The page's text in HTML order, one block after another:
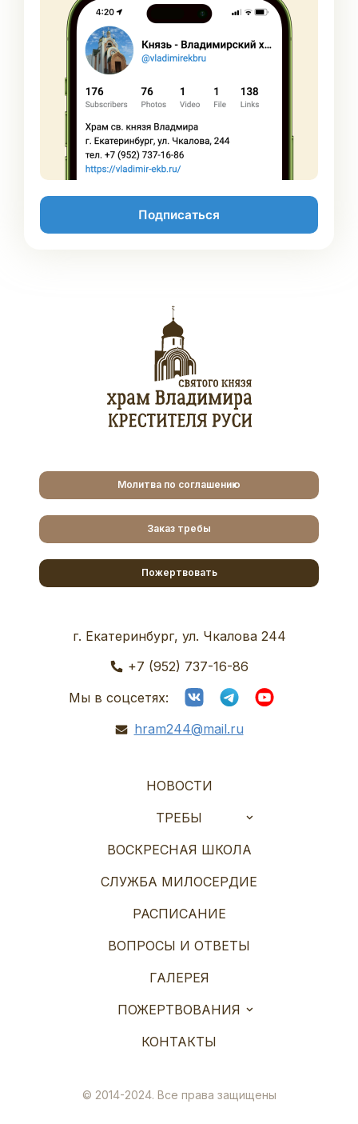
Подписаться
Молитва по соглашению
Заказ требы
Пожертвовать
г. Екатеринбург, ул. Чкалова 244
+7 (952) 737-16-86
Мы в соцсетях:
hram244@mail.ru
НОВОСТИ
ТРЕБЫ
ВОСКРЕСНАЯ ШКОЛА
СЛУЖБА МИЛОСЕРДИЕ
РАСПИСАНИЕ
ВОПРОСЫ И ОТВЕТЫ
ГАЛЕРЕЯ
ПОЖЕРТВОВАНИЯ
КОНТАКТЫ
© 2014-2024. Все права защищены